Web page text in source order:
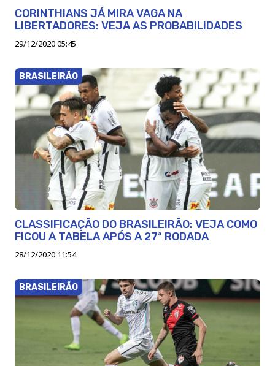
CORINTHIANS JÁ MIRA VAGA NA
LIBERTADORES: VEJA AS PROBABILIDADES
29/12/2020 05:45
BRASILEIRÃO
CLASSIFICAÇÃO DO BRASILEIRÃO: VEJA COMO
FICOU A TABELA APÓS A 27ª RODADA
28/12/2020 11:54
BRASILEIRÃO